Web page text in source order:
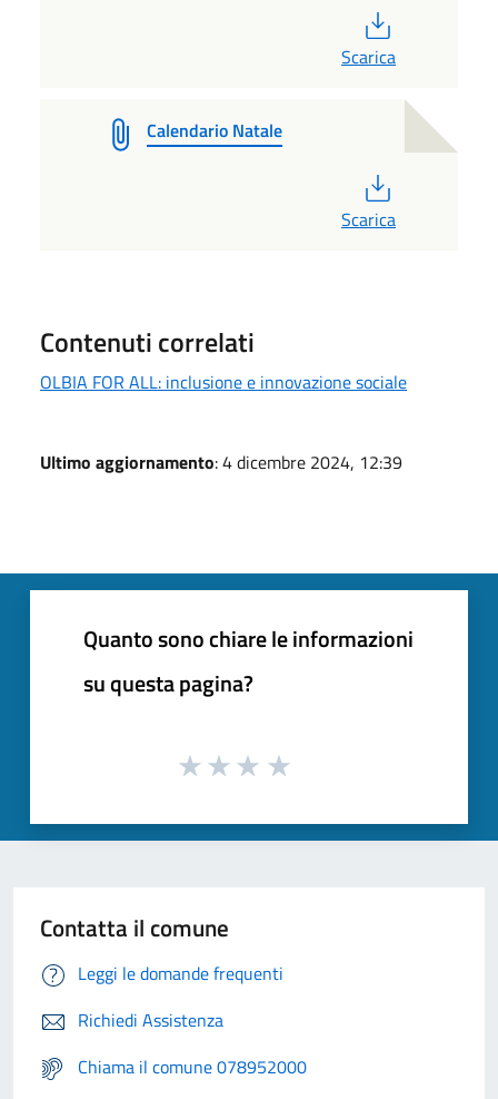
Scarica
Calendario Natale
Scarica
Contenuti correlati
OLBIA FOR ALL: inclusione e innovazione sociale
Ultimo aggiornamento: 4 dicembre 2024, 12:39
Quanto sono chiare le informazioni
su questa pagina?
Contatta il comune
Leggi le domande frequenti
Richiedi Assistenza
Chiama il comune 078952000